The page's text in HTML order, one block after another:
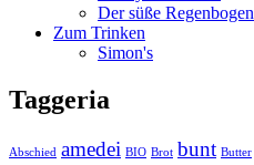
Der süße Regenbogen
Zum Trinken
Simon's
Taggeria
Abschied amedei BIO Brot bunt Butter